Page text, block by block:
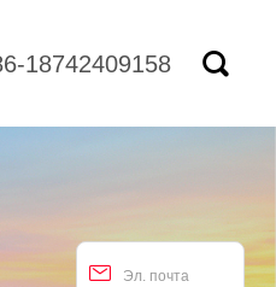
18742409158 
Эл. почта